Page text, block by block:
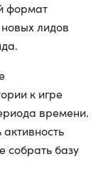
формат
лидов
к игре
времени.
собрать базу